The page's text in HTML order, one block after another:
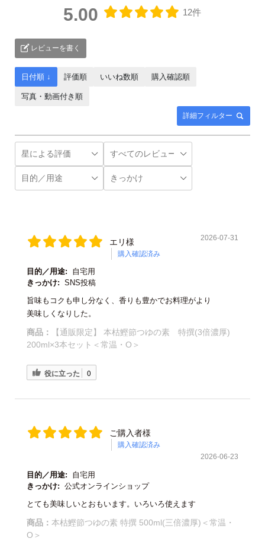
5.00 12件
レビューを書く
詳細フィルター
日付順 ↓ 評価順 いいね数順 購入確認順
写真・動画付き順
エリ様
購入確認済み
2026-07-31
目的／用途:
自宅用
きっかけ: SNS投稿
旨味もコクも申し分なく、香りも豊かでお料理がより
美味しくなりした。
商品：
【通販限定】 本枯鰹節つゆの素 特撰(3倍濃厚)
200ml×3本セット＜常温・O＞
役に立った 0
ご購入者様
購入確認済み
2026-06-23
目的／用途:
自宅用
きっかけ: 公式オンラインショップ
とても美味しいとおもいます。いろいろ使えます
商品： 本枯鰹節つゆの素 特撰 500ml(三倍濃厚)＜常温・
O＞